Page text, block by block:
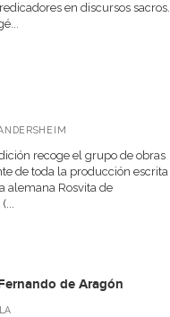
en discursos sacros.
recoge el grupo de obras
de toda la producción escrita
alemana Rosvita de
de Aragón